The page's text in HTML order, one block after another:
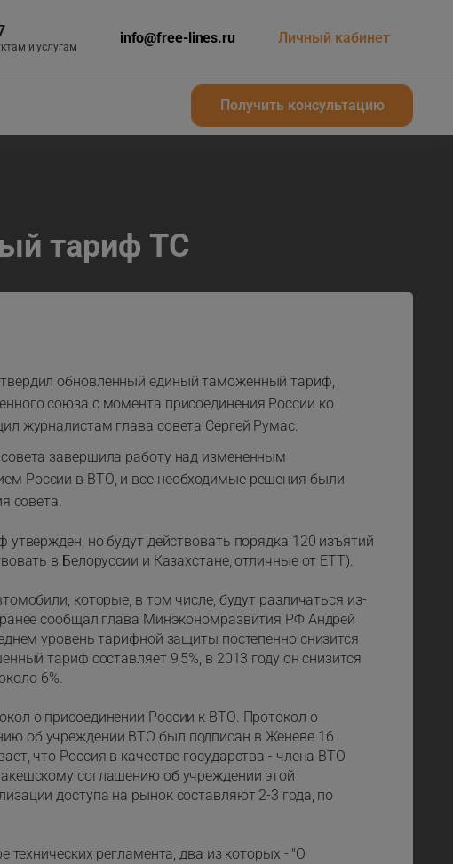
и услугам
info@free-lines.ru Личный кабинет
Получить консультацию
Получить консультацию
тариф ТС
обновленный единый таможенный тариф,
союза с момента присоединения России ко
журналистам глава совета Сергей Румас.
завершила работу над измененным
России в ВТО, и все необходимые решения были
совета.
но будут действовать порядка 120 изъятий
в Белоруссии и Казахстане, отличные от ЕТТ).
которые, в том числе, будут различаться из-
сообщал глава Минэкономразвития РФ Андрей
уровень тарифной защиты постепенно снизится
тариф составляет 9,5%, в 2013 году он снизится
6%.
о присоединении России к ВТО. Протокол о
об учреждении ВТО был подписан в Женеве 16
что Россия в качестве государства - члена ВТО
соглашению об учреждении этой
доступа на рынок составляют 2-3 года, по
технических регламента, два из которых - "О